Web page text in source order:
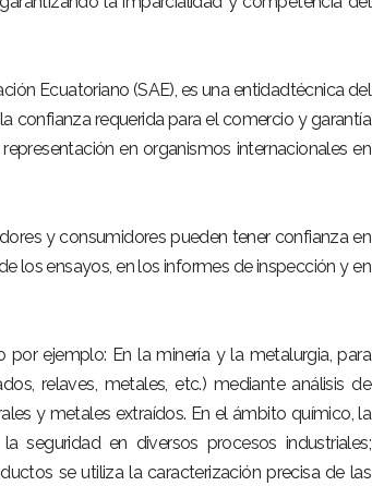
Ecuatoriano (SAE), es una entidadtécnica del
confianza requerida para el comercio y garantía
en organismos internacionales en
y consumidores pueden tener confianza en
los ensayos, en los informes de inspección y en
ejemplo: En la minería y la metalurgia, para
relaves, metales, etc.) mediante análisis de
y metales extraídos. En el ámbito químico, la
seguridad en diversos procesos industriales;
se utiliza la caracterización precisa de las